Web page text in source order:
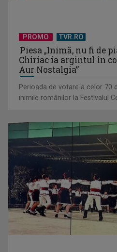
De peste 160 de ani în slujba
„Societății” din ...
PROMO TVR.RO
Piesa „Inimă, nu fi de
Chiriac ia argintul în
Aur Nostalgia”
Perioada de votare a celor 70
inimile românilor la Festivalul